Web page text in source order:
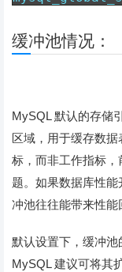
缓冲池情况：
MySQL 默认的存储
区域，用于缓存数
标，而非工作指标
题。如果数据库性
冲池往往能带来性能
默认设置下，缓冲池
MySQL 建议可将其